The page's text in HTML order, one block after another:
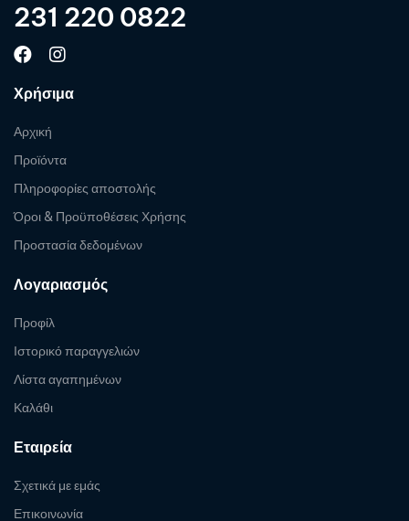
231 220 0822
Χρήσιμα
Αρχική
Προϊόντα
Πληροφορίες αποστολής
Όροι & Προϋποθέσεις Χρήσης
Προστασία δεδομένων
Λογαριασμός
Προφίλ
Ιστορικό παραγγελιών
Λίστα αγαπημένων
Καλάθι
Εταιρεία
Σχετικά με εμάς
Επικοινωνία